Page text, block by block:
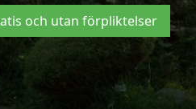
och utan förpliktelser